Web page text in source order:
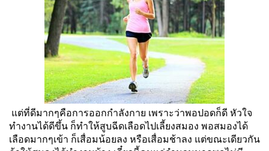
แต่ที่ดีมากๆคือการออกกำลังกาย เพราะว่าพอปอดก็ดี หัวใจ
ทำงานได้ดีขึ้น ก็ทำให้สูบฉีดเลือดไปเลี้ยงสมอง พอสมองได้
เลือดมากๆเข้า ก็เสื่อมน้อยลง หรือเสื่อมช้าลง แต่ขณะเดียวกัน